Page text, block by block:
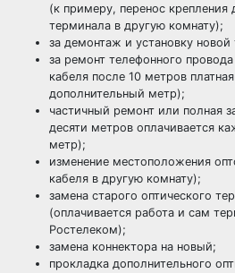
(к примеру, перенос крепления
терминала в другую комнату);
за демонтаж и установку новой
за ремонт телефонного
кабеля после 10 метров
дополнительный метр);
частичный ремонт или полная
десяти метров оплачивается
метр);
изменение местоположения
кабеля в другую комнату);
замена старого оптического
(оплачивается работа и сам
Ростелеком);
замена коннектора на новый;
прокладка дополнительного